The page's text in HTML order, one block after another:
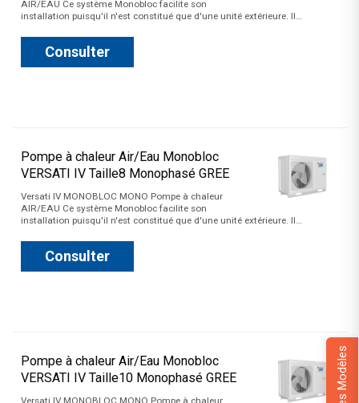
AIR/EAU Ce système Monobloc facilite son
installation puisqu'il n'est constitué que d'une unité extérieure. Il…
Consulter
Pompe à chaleur Air/Eau Monobloc
VERSATI IV Taille8 Monophasé GREE
Versati IV MONOBLOC MONO Pompe à chaleur
AIR/EAU Ce système Monobloc facilite son
installation puisqu'il n'est constitué que d'une unité extérieure. Il…
Consulter
Pompe à chaleur Air/Eau Monobloc
VERSATI IV Taille10 Monophasé GREE
Versati IV MONOBLOC MONO Pompe à chaleur